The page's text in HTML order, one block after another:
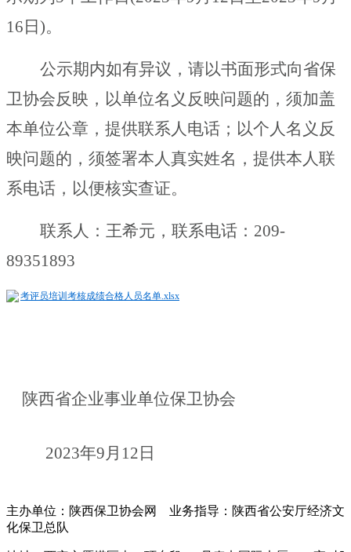
16 日 )。
公示期内如有异议，请以书面形式向省保
卫协会反映，以单位名义反映问题的，须加盖
本单位公章，提供联系人电话；以个人名义反
映问题的，须签署本人真实姓名，提供本人联
系电话，以便核实查证。
联系人：王希元，联系电话： 209-
89351893
考评员培训考核成绩合格人员名单.xlsx
陕西省企业事业单位保卫协会
2023年9月12日
主办单位：陕西保卫协会网 业务指导：陕西省公安厅经济文
化保卫总队